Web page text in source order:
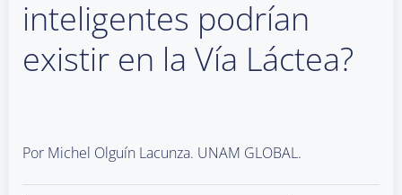
inteligentes podrían
existir en la Vía Láctea?
Por Michel Olguín Lacunza. UNAM GLOBAL.